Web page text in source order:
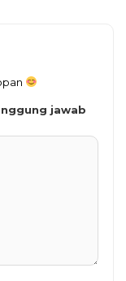
jawab